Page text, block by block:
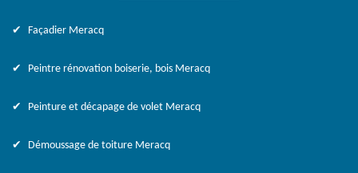
Façadier Meracq
Peintre rénovation boiserie, bois Meracq
Peinture et décapage de volet Meracq
Démoussage de toiture Meracq